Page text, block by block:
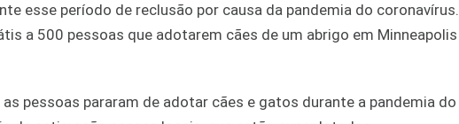
esse período de reclusão por causa da pandemia do coronavírus.
a 500 pessoas que adotarem cães de um abrigo em Minneapolis
pessoas pararam de adotar cães e gatos durante a pandemia do